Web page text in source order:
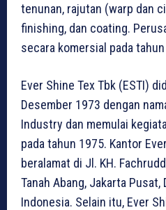
tenunan, rajutan (warp dan
finishing, dan coating.
secara komersial pada
Ever Shine Tex Tbk (ESTI)
Desember 1973 dengan
Industry dan memulai
pada tahun 1975. Kantor
beralamat di Jl. KH.
Tanah Abang, Jakarta Pusat,
Indonesia. Selain itu, Ever